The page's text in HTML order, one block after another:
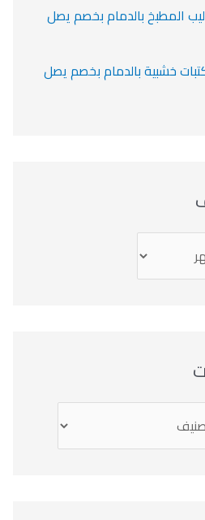
المطبخ بالدمام بخصم يصل
خشبية بالدمام بخصم يصل